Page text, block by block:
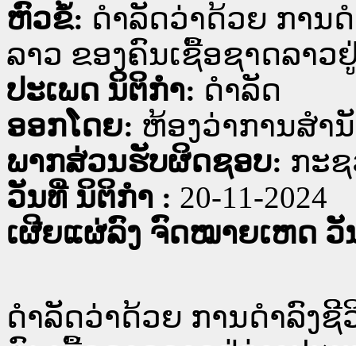
ຫົວຂໍ້: ດຳລັດວ່າດ້ວຍ ການ
ລາວ ຂອງຄົນເຊື້ອຊາດລາວ
ປະເພດ ນິຕິກໍາ: ດໍາລັດ
ອອກໂດຍ: ຫ້ອງວ່າການສຳ
ພາກສ່ວນຮັບຜິດຊອບ: ກະຊ
ວັນທີ່ ນິຕິກໍາ : 20-11-2024
ເຜີຍແຜ່ລົງ ຈົດໝາຍເຫດ ວັ
ດຳລັດວ່າດ້ວຍ ການດຳລົງຊິີ